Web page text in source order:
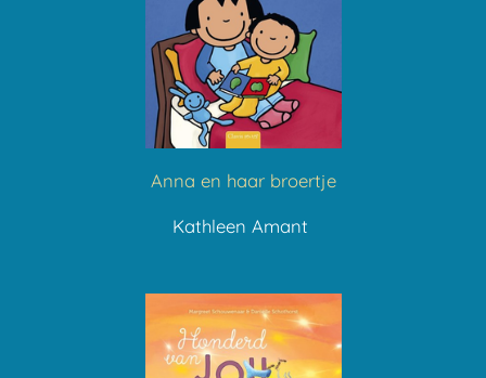
Anna en haar broertje
Kathleen Amant